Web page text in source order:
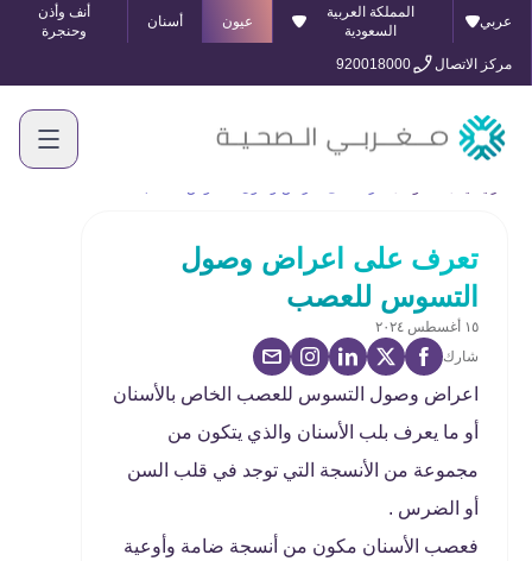
عربي
المملكة العربية
السعودية
عيون أسنان
أنف وأذن
وحنجرة
مركز الاتصال
920018000
تعرف على اعراض وصول
التسوس للعصب
١٥ أغسطس ٢٠٢٤
شارك
اعراض وصول التسوس للعصب الخاص بالأسنان
أو ما يعرف بلب الأسنان والذي يتكون من
مجموعة من الأنسجة التي توجد في قلب السن
أو الضرس .
فعصب الأسنان مكون من أنسجة ضامة وأوعية